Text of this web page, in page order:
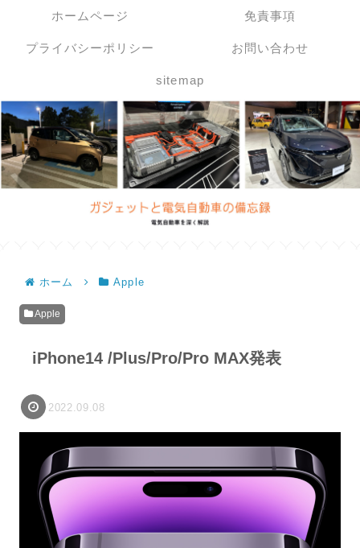
ホームページ 免責事項
プライバシーポリシー お問い合わせ
sitemap
ホーム Apple
Apple
iPhone14 /Plus/Pro/Pro MAX発表
2022.09.08